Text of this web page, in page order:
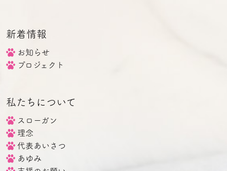
新着情報
お知らせ
プロジェクト
私たちについて
スローガン
理念
代表あいさつ
あゆみ